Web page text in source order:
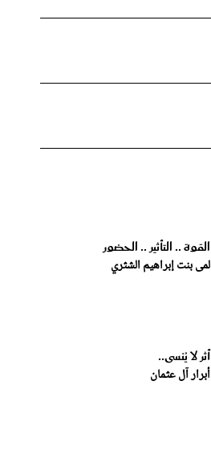
القوة .. التأثير .. الحضور
لمى بنت إبراهيم الشثري
أثر لا يُنسى..
أبرار آل عثمان